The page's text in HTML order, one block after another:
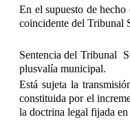
En el supuesto de
coincidente del Tribunal
Sentencia del Tribunal
plusvalía municipal.
Está sujeta la
constituida por el
la doctrina legal fijada